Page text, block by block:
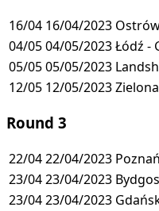
16/04 16/04/2023
04/0504/05/2023Łódź -
05/0505/05/2023
12/05 12/05/2023
Round 3
22/0422/04/2023
23/0423/04/2023
23/0423/04/2023